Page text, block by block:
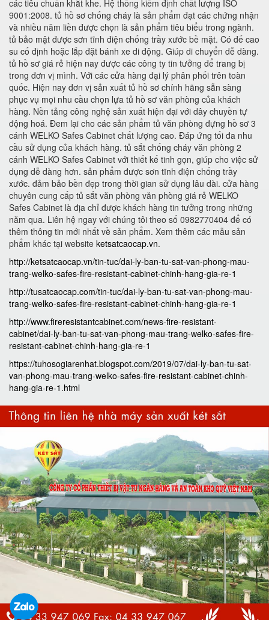
các tiêu chuẩn khắt khe. Hệ thống kiểm định chất lượng ISO
9001:2008. tủ hồ sơ chống cháy là sản phẩm đạt các chứng nhận
và nhiều năm liền được chọn là sản phẩm tiêu biểu trong ngành.
tủ bảo mật được sơn tĩnh điện chống trầy xước bề mặt. Có đế cao
su cố định hoặc lắp đặt bánh xe di động. Giúp di chuyển dễ dàng.
tủ hồ sơ giá rẻ hiện nay được các công ty tin tưởng để trang bị
trong đơn vị mình. Với các cửa hàng đại lý phân phối trên toàn
quốc. Hiện nay đơn vị sản xuất tủ hồ sơ chính hãng sẵn sàng
phục vụ mọi nhu cầu chọn lựa tủ hồ sơ văn phòng của khách
hàng. Nền tảng công nghệ sản xuất hiện đại với dây chuyền tự
động hoá. Đem lại cho các sản phẩm tủ văn phòng đựng hồ sơ 3
cánh WELKO Safes Cabinet chất lượng cao. Đáp ứng tối đa nhu
cầu sử dụng của khách hàng. tủ sắt chống cháy văn phòng 2
cánh WELKO Safes Cabinet với thiết kế tinh gọn, giúp cho việc sử
dụng dễ dàng hơn. sản phẩm được sơn tĩnh điện chống trầy
xước. đảm bảo bền đẹp trong thời gian sử dụng lâu dài. cửa hàng
chuyên cung cấp tủ sắt văn phòng văn phòng giá rẻ WELKO
Safes Cabinet là địa chỉ được khách hàng tin tưởng trong những
năm qua. Liên hệ ngay với chúng tôi theo số 0982770404 để có
thêm thông tin mới nhất về sản phẩm. Xem thêm các mẫu sản
phẩm khác tại website ketsatcaocap.vn.
http://ketsatcaocap.vn/tin-tuc/dai-ly-ban-tu-sat-van-phong-mau-
trang-welko-safes-fire-resistant-cabinet-chinh-hang-gia-re-1
http://tusatcaocap.com/tin-tuc/dai-ly-ban-tu-sat-van-phong-mau-
trang-welko-safes-fire-resistant-cabinet-chinh-hang-gia-re-1
http://www.fireresistantcabinet.com/news-fire-resistant-
cabinet/dai-ly-ban-tu-sat-van-phong-mau-trang-welko-safes-fire-
resistant-cabinet-chinh-hang-gia-re-1
https://tuhosogiarenhat.blogspot.com/2019/07/dai-ly-ban-tu-sat-
van-phong-mau-trang-welko-safes-fire-resistant-cabinet-chinh-
hang-gia-re-1.html